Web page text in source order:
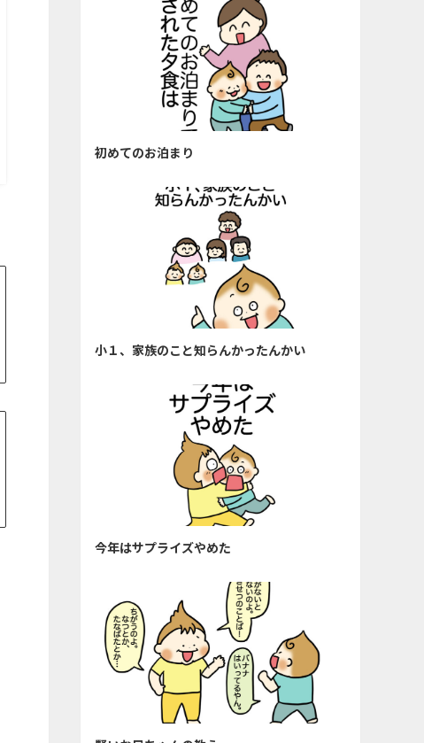
初めてのお泊まり
小１、家族のこと知らんかったんかい
今年はサプライズやめた